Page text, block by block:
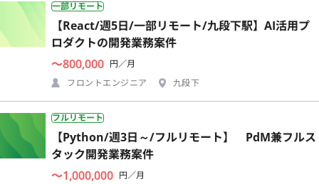
一部リモート
【React/週5日/一部リモート/九段下駅】AI活用プ
ロダクトの開発業務案件
〜800,000 円／月
フロントエンジニア
九段下
フルリモート
【Python/週3日～/フルリモート】 PdM兼フルス
タック開発業務案件
〜1,000,000 円／月